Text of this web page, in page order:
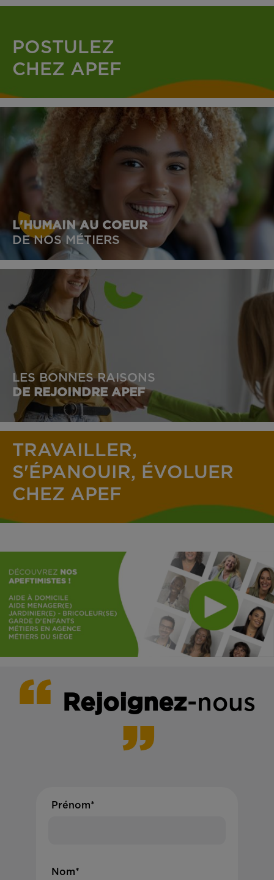
POSTULEZ
CHEZ APEF
L'HUMAIN AU COEUR
DE NOS MÉTIERS
LES BONNES RAISONS
DE REJOINDRE APEF
TRAVAILLER,
S'ÉPANOUIR, ÉVOLUER
CHEZ APEF
Rejoignez-nous
Prénom*
Nom*